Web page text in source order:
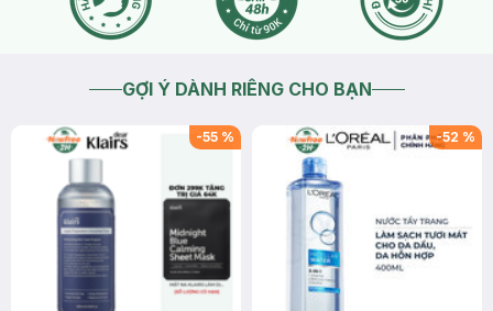
GỢI Ý DÀNH RIÊNG CHO BẠN
-55 % -52 %